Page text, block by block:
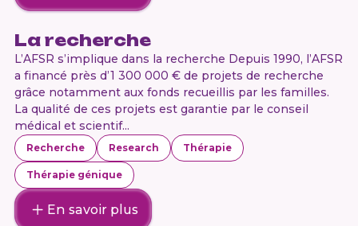
La recherche
L’AFSR s’implique dans la recherche Depuis 1990, l’AFSR
a financé près d’1 300 000 € de projets de recherche
grâce notamment aux fonds recueillis par les familles.
La qualité de ces projets est garantie par le conseil
médical et scientif...
Recherche Research Thérapie
Thérapie génique
En savoir plus